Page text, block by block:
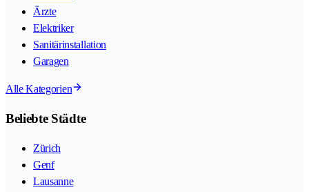
Ärzte
Elektriker
Sanitärinstallation
Garagen
Alle Kategorien
Beliebte Städte
Zürich
Genf
Lausanne